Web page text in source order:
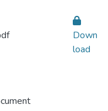
Down
load